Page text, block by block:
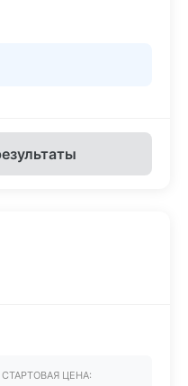
СТАРТОВАЯ ЦЕНА: